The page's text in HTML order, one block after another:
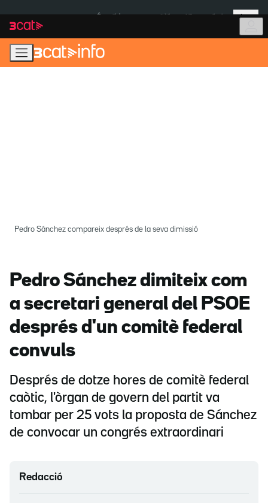
navegació
principal
contingut
Més
Pedro Sánchez compareix després de la seva dimissió
Pedro Sánchez dimiteix com
a secretari general del PSOE
després d'un comitè federal
convuls
Després de dotze hores de comitè federal
caòtic, l'òrgan de govern del partit va
tombar per 25 vots la proposta de Sánchez
de convocar un congrés extraordinari
Redacció